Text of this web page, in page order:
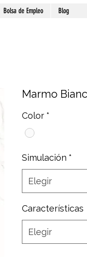
Bolsa de Empleo Blog
Marmo
Color *
Simulación *
Elegir
Características
Elegir